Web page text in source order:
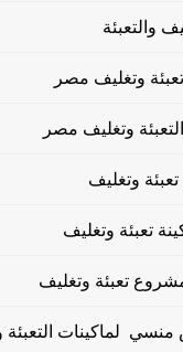
والتعبئة
وتغليف مصر
وتغليف مصر
تعبئة وتغليف
تعبئة وتغليف
تعبئة وتغليف
لماكينات التعبئة